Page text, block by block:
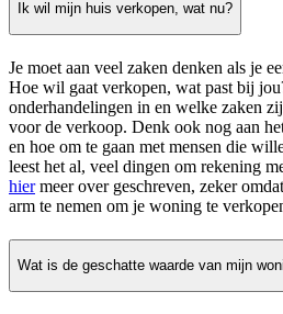
Ik wil mijn huis verkopen, wat nu?
Je moet aan veel zaken denken als je
Hoe wil gaat verkopen, wat past bij
onderhandelingen in en welke zaken
voor de verkoop. Denk ook nog aan
en hoe om te gaan met mensen die
leest het al, veel dingen om rekening
hiermeer over geschreven, zeker
arm te nemen om je woning te
Wat is de geschatte waarde van mijn